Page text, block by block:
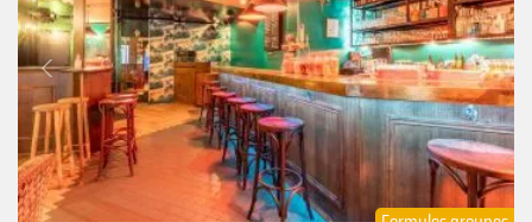
Précédent
Suivant